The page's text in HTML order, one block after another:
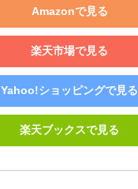
Amazonで見る
楽天市場で見る
Yahoo!ショッピングで見る
楽天ブックスで見る